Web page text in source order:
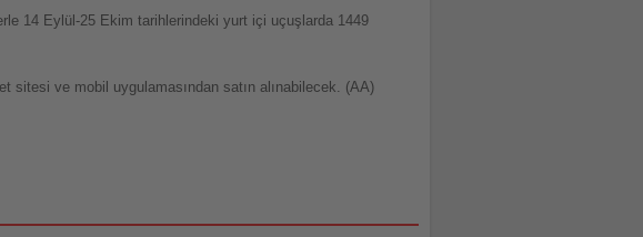
14 Eylül-25 Ekim tarihlerindeki yurt içi uçuşlarda 1449
sitesi ve mobil uygulamasından satın alınabilecek. (AA)